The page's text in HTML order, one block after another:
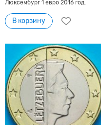
Люксембург 1 евро 2016 год.
В корзину